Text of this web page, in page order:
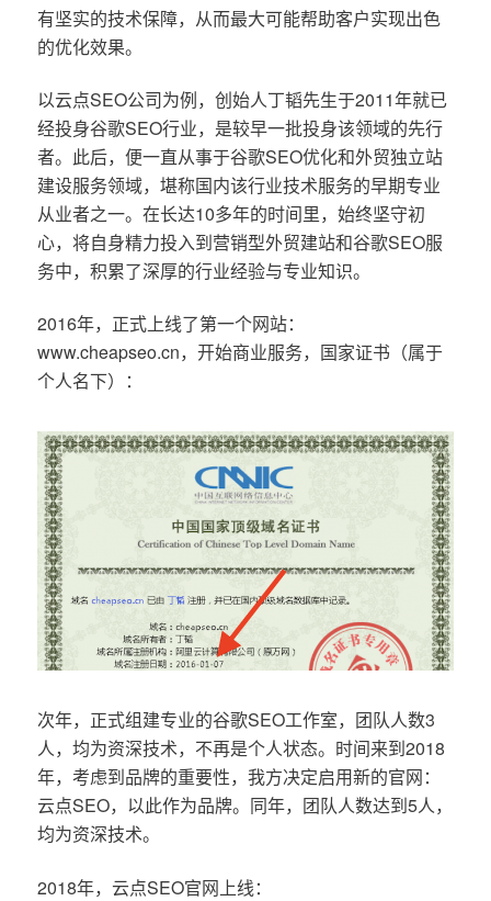
有坚实的技术保障，从而最大可能帮助客户实现出色
的优化效果。
以云点SEO公司为例，创始人丁韬先生于2011年就已
经投身谷歌SEO行业，是较早一批投身该领域的先行
者。此后，便一直从事于谷歌SEO优化和外贸独立站
建设服务领域，堪称国内该行业技术服务的早期专业
从业者之一。在长达10多年的时间里，始终坚守初
心，将自身精力投入到营销型外贸建站和谷歌SEO服
务中，积累了深厚的行业经验与专业知识。
2016年，正式上线了第一个网站：
www.cheapseo.cn，开始商业服务，国家证书（属于
个人名下）：
次年，正式组建专业的谷歌SEO工作室，团队人数3
人，均为资深技术，不再是个人状态。时间来到2018
年，考虑到品牌的重要性，我方决定启用新的官网：
云点SEO，以此作为品牌。同年，团队人数达到5人，
均为资深技术。
2018年，云点SEO官网上线：